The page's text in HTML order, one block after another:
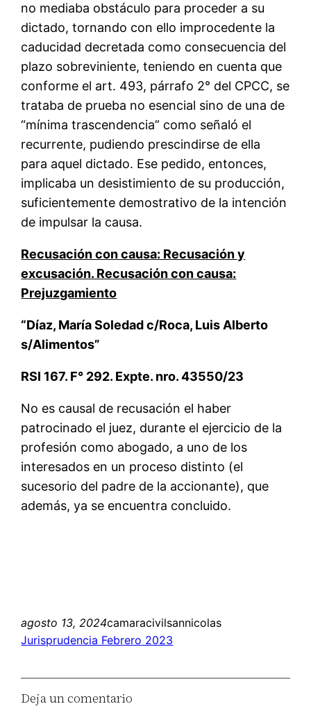
no mediaba obstáculo para proceder a su
dictado, tornando con ello improcedente la
caducidad decretada como consecuencia del
plazo sobreviniente, teniendo en cuenta que
conforme el art. 493, párrafo 2° del CPCC, se
trataba de prueba no esencial sino de una de
“mínima trascendencia” como señaló el
recurrente, pudiendo prescindirse de ella
para aquel dictado. Ese pedido, entonces,
implicaba un desistimiento de su producción,
suficientemente demostrativo de la intención
de impulsar la causa.
Recusación con causa: Recusación y
excusación. Recusación con causa:
Prejuzgamiento
“Díaz, María Soledad c/Roca, Luis Alberto
s/Alimentos”
RSI 167. F° 292. Expte. nro. 43550/23
No es causal de recusación el haber
patrocinado el juez, durante el ejercicio de la
profesión como abogado, a uno de los
interesados en un proceso distinto (el
sucesorio del padre de la accionante), que
además, ya se encuentra concluido.
agosto 13, 2024camaracivilsannicolas
Jurisprudencia Febrero 2023
Deja un comentario